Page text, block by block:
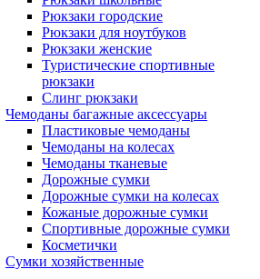
Рюкзаки городские
Рюкзаки для ноутбуков
Рюкзаки женские
Туристические спортивные
рюкзаки
Слинг рюкзаки
Чемоданы багажные аксессуары
Пластиковые чемоданы
Чемоданы на колесах
Чемоданы тканевые
Дорожные сумки
Дорожные сумки на колесах
Кожаные дорожные сумки
Спортивные дорожные сумки
Косметички
Сумки хозяйственные